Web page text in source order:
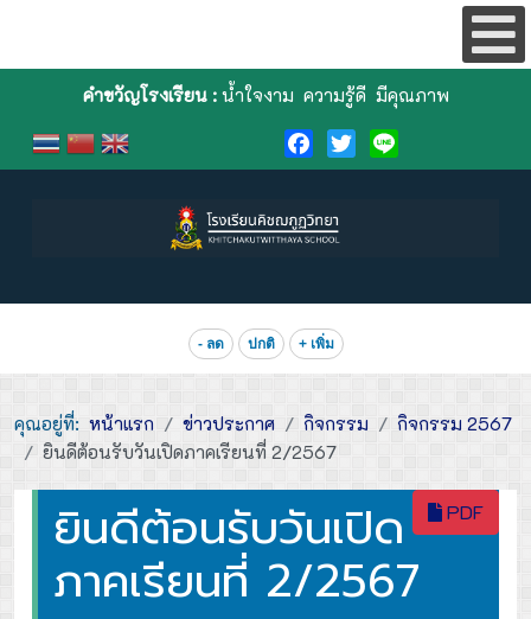
คำขวัญโรงเรียน :น้ำใจงาม ความรู้ดี มีคุณภาพ
Facebook
TwitterLine
- ลด ปกติ + เพิ่ม
คุณอยู่ที่: หน้าแรก ข่าวประกาศ กิจกรรม
กิจกรรม 2567
ยินดีต้อนรับวันเปิดภาคเรียนที่ 2/2567
PDF
ยินดีต้อนรับวันเปิด
ภาคเรียนที่ 2/2567